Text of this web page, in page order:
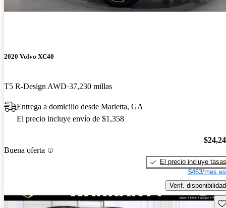
2020 Volvo XC40
T5 R-Design AWD 37,230 millas
Entrega a domicilio desde Marietta, GA
El precio incluye envío de $1,358
Buena oferta
El precio incluye tasas
$463/mes
Verif. disponibilidad